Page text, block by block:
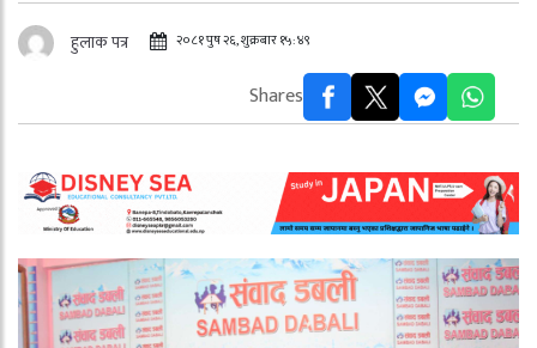
हुलाक पत्र २०८१ पुष २६, शुक्रबार १५:४९
Shares